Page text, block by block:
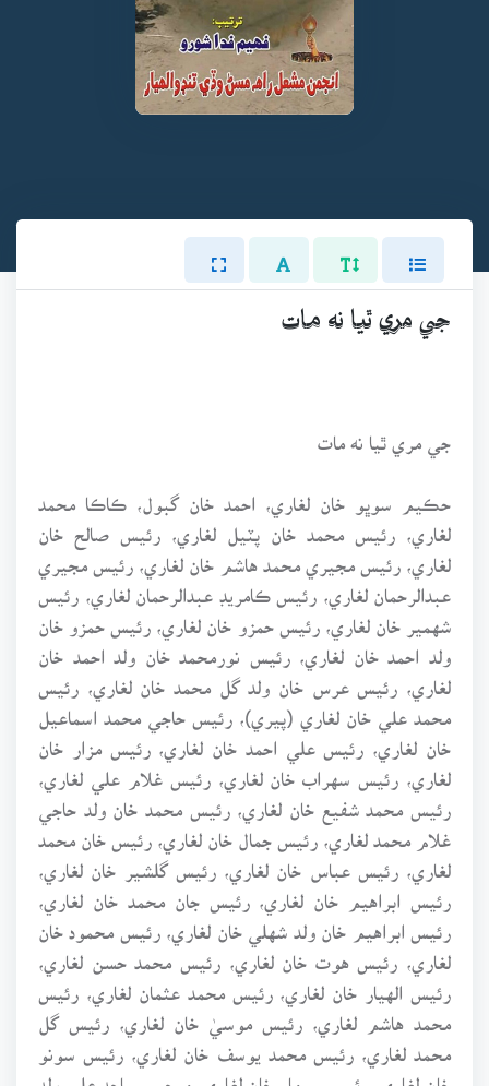
جي مري ٿيا نه مات
جي مري ٿيا نه مات
حڪيم سوڀو خان لغاري، احمد خان گبول، ڪاڪا محمد
لغاري، رئيس محمد خان پٽيل لغاري، رئيس صالح خان
لغاري، رئيس مجيري محمد هاشم خان لغاري، رئيس مجيري
عبدالرحمان لغاري، رئيس ڪامريڊ عبدالرحمان لغاري، رئيس
شهمير خان لغاري، رئيس حمزو خان لغاري، رئيس حمزو خان
ولد احمد خان لغاري، رئيس نورمحمد خان ولد احمد خان
لغاري، رئيس عرس خان ولد گل محمد خان لغاري، رئيس
محمد علي خان لغاري (پيري)، رئيس حاجي محمد اسماعيل
خان لغاري، رئيس علي احمد خان لغاري، رئيس مزار خان
لغاري، رئيس سهراب خان لغاري، رئيس غلام علي لغاري،
رئيس محمد شفيع خان لغاري، رئيس محمد خان ولد حاجي
غلام محمد لغاري، رئيس جمال خان لغاري، رئيس خان محمد
لغاري، رئيس عباس خان لغاري، رئيس گلشير خان لغاري،
رئيس ابراهيم خان لغاري، رئيس جان محمد خان لغاري،
رئيس ابراهيم خان ولد شهلي خان لغاري، رئيس محمود خان
لغاري، رئيس هوت خان لغاري، رئيس محمد حسن لغاري،
رئيس الهيار خان لغاري، رئيس محمد عثمان لغاري، رئيس
محمد هاشم لغاري، رئيس موسيٰ خان لغاري، رئيس گل
محمد لغاري، رئيس محمد يوسف خان لغاري، رئيس سونو
خان لغاري، رئيس سومار خان لغاري، مرحوم ساجد علي ولد